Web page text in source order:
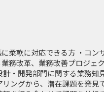
柔軟に対応できる方 ・コン
務改革、業務改善プロジェ
・開発部門に関する業務知
ングから、潜在課題を発見